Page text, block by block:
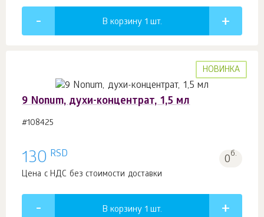
В корзину 1 шт.
НОВИНКА
9 Nonum, духи-концентрат, 1,5 мл
#108425
130 RSD 0б.
Цена с НДС без стоимости доставки
В корзину 1 шт.